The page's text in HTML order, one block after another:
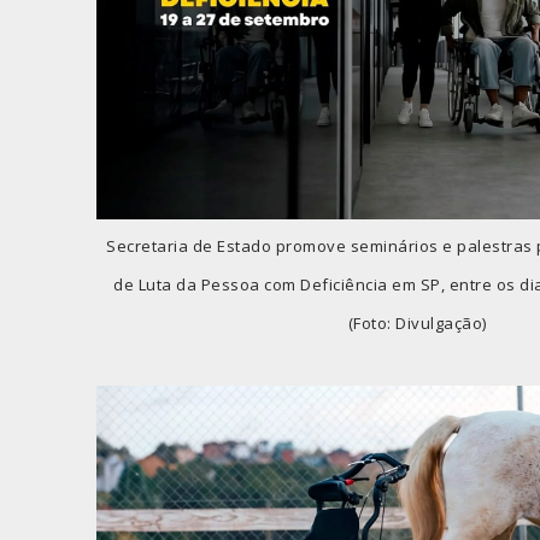
Secretaria de Estado promove seminários e
de Luta da Pessoa com Deficiência em SP, entre os
(Foto: Divulgação)